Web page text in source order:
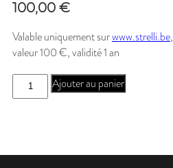
100,00 €
Valable uniquement surwww.strelli.be,
valeur 100 €, validité 1 an
quantité
de
Ajouter au panier